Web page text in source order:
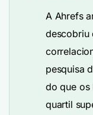
A Ahrefs
descobriu
pesquisa
do que os
quartil